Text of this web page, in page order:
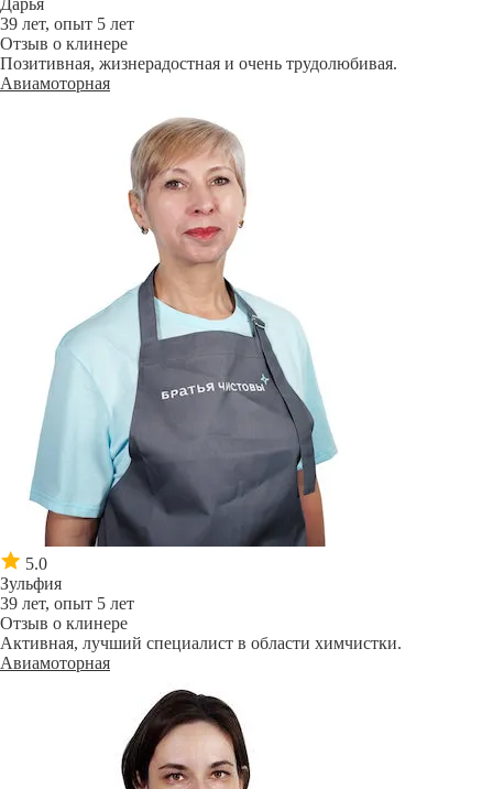
Дарья
39 лет, опыт 5 лет
Отзыв о клинере
Позитивная, жизнерадостная и очень трудолюбивая.
Авиамоторная
5.0
Зульфия
39 лет, опыт 5 лет
Отзыв о клинере
Активная, лучший специалист в области химчистки.
Авиамоторная